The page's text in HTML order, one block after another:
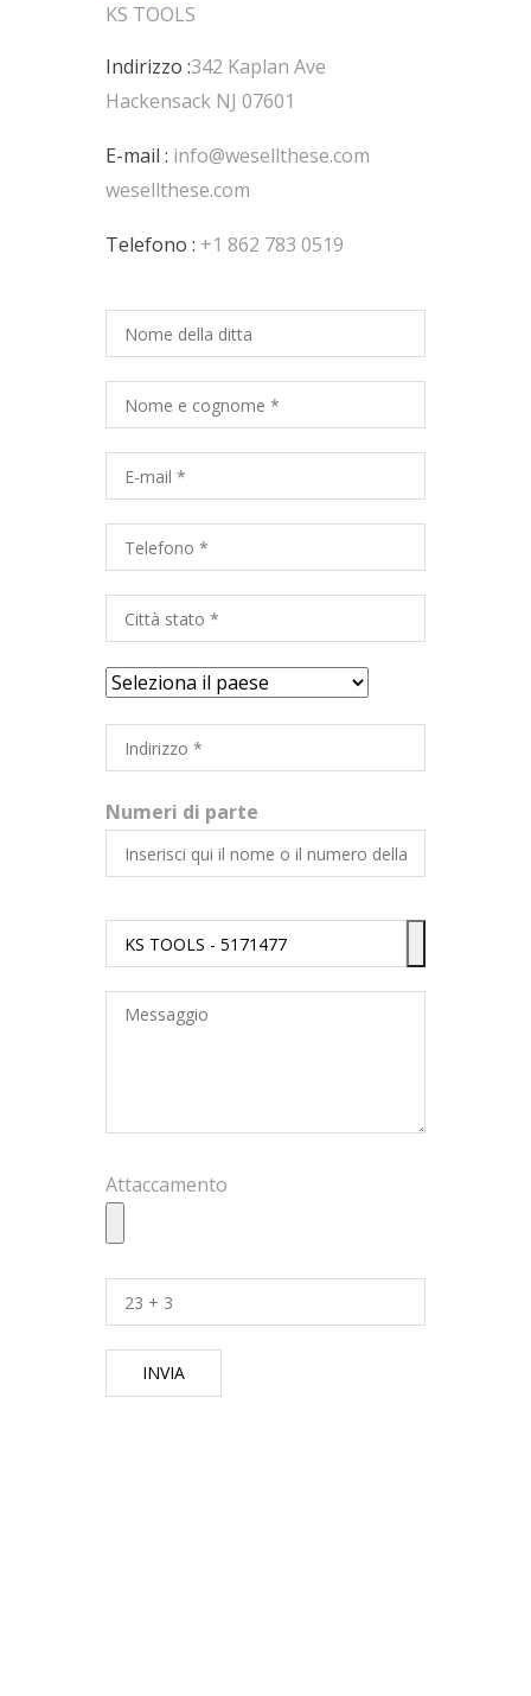
KS TOOLS
Indirizzo :342 Kaplan Ave
Hackensack NJ 07601
E-mail : info@wesellthese.com
wesellthese.com
Telefono : +1 862 783 0519
Numeri di parte
Attaccamento